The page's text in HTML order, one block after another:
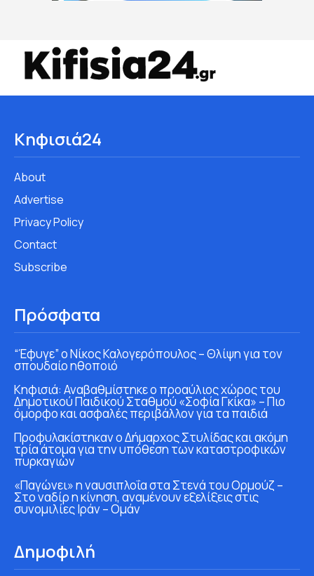
Κηφισιά24
About
Advertise
Privacy Policy
Contact
Subscribe
Πρόσφατα
“Έφυγε” ο Νίκος Καλογερόπουλος – Θλίψη για τον
σπουδαίο ηθοποιό
Κηφισιά: Αναβαθμίστηκε ο προαύλιος χώρος του
Δημοτικού Παιδικού Σταθμού «Σοφία Γκίκα» – Πιο
όμορφο και ασφαλές περιβάλλον για τα παιδιά
Προφυλακίστηκαν ο Δήμαρχος Στυλίδας και ακόμη
τρία άτομα για την υπόθεση των καταστροφικών
πυρκαγιών
«Παγώνει» η ναυσιπλοΐα στα Στενά του Ορμούζ –
Στο ναδίρ η κίνηση, αναμένουν εξελίξεις στις
συνομιλίες Ιράν – Ομάν
Δημοφιλή